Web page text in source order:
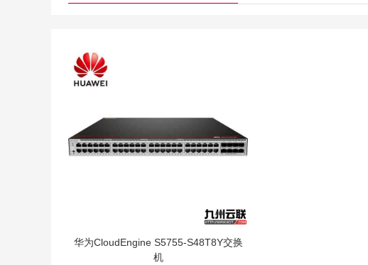
华为CloudEngine S5755-S48T8Y交换
机